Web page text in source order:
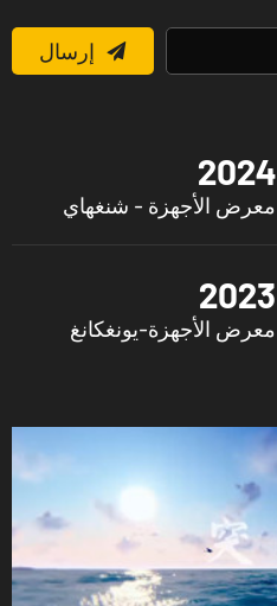
إرسال
2024
معرض الأجهزة - شنغهاي
2023
معرض الأجهزة-يونغكانغ